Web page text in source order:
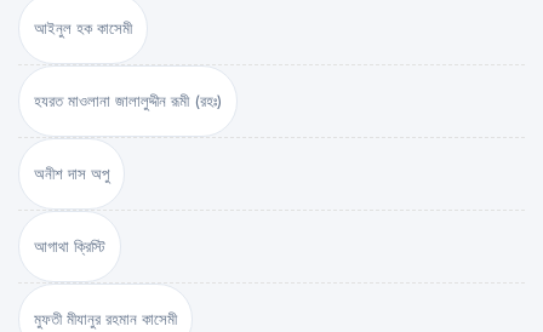
আইনুল হক কাসেমী
হযরত মাওলানা জালালুদ্দীন রূমী (রহঃ)
অনীশ দাস অপু
আগাথা ক্রিস্টি
মুফতী মীযানুর রহমান কাসেমী